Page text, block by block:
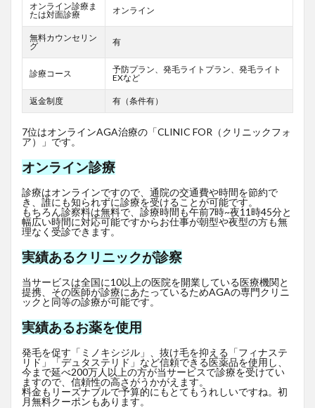
オンライン診療ま
たは対面診療
オンライン
無料カウンセリン
グ
有
診療コース
予防プラン、発毛ライトプラン、発毛ライト
EXなど
返金制度 有（条件有）
7位はオンラインAGA治療の「CLINIC FOR（クリニックフォ
ア）」です。
オンライン診療
診療はオンラインですので、通院の交通費や時間を節約で
き、誰にも知られずに診療を受けることが可能です。
もちろん診察料は無料で、診療時間も午前7時~夜11時45分と
幅広い時間に対応可能ですからお仕事が朝型や夜型の方も無
理なく受診できます。
実績あるクリニックが診察
当サービスは全国に10以上の医院を開業している医療機関と
提携、その医師が診療にあたっているためAGAの専門クリニ
ックと同等の診療が可能です。
実績あるお薬を使用
発毛を促す「ミノキシジル」、抜け毛を抑える「フィナステ
リド」「デュタステリド」など信頼できる医薬品を使用し、
今まで延べ200万人以上の方が当サービスで診療を受けてい
ますので、信頼性の高さがうかがえます。
料金もリーズナブルで予算的にもとてもうれしいですね。初
月無料クーポンもあります。